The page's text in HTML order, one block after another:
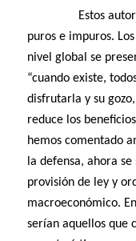
Estos autores
puros e impuros.
nivel global se
“cuando existe,
disfrutarla y su
reduce los
hemos comentado
la defensa, ahora
provisión de ley y
macroeconómico.
serían aquellos que